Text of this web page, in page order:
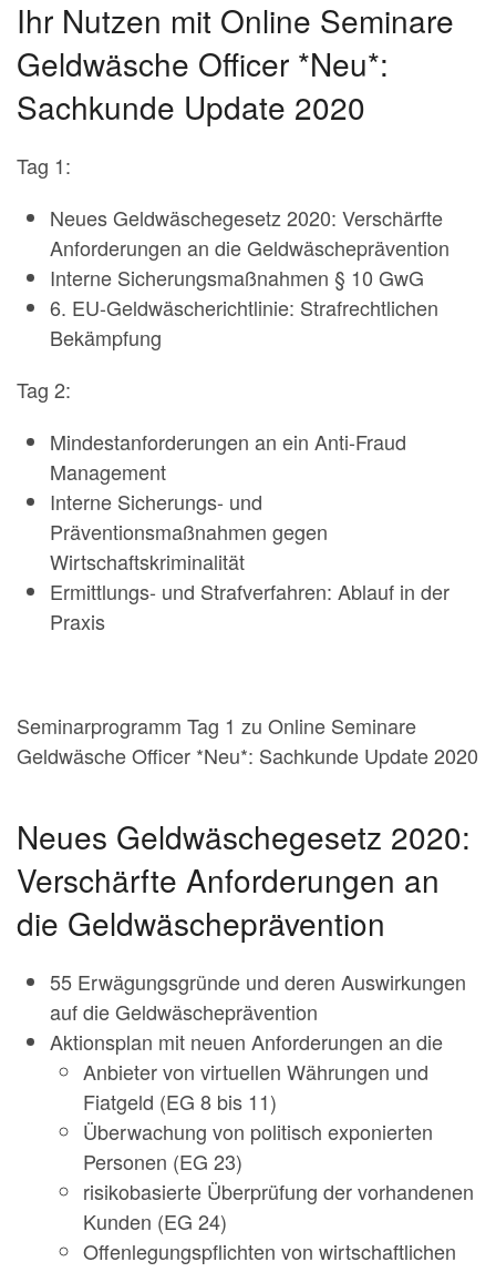
Ihr Nutzen mit Online Seminare
Geldwäsche Officer *Neu*:
Sachkunde Update 2020
Tag 1:
Neues Geldwäschegesetz 2020: Verschärfte
Anforderungen an die Geldwäscheprävention
Interne Sicherungsmaßnahmen § 10 GwG
6. EU-Geldwäscherichtlinie: Strafrechtlichen
Bekämpfung
Tag 2:
Mindestanforderungen an ein Anti-Fraud
Management
Interne Sicherungs- und
Präventionsmaßnahmen gegen
Wirtschaftskriminalität
Ermittlungs- und Strafverfahren: Ablauf in der
Praxis
Seminarprogramm Tag 1 zu Online Seminare
Geldwäsche Officer *Neu*: Sachkunde Update 2020
Neues Geldwäschegesetz 2020:
Verschärfte Anforderungen an
die Geldwäscheprävention
55 Erwägungsgründe und deren Auswirkungen
auf die Geldwäscheprävention
Aktionsplan mit neuen Anforderungen an die
Anbieter von virtuellen Währungen und
Fiatgeld (EG 8 bis 11)
Überwachung von politisch exponierten
Personen (EG 23)
risikobasierte Überprüfung der vorhandenen
Kunden (EG 24)
Offenlegungspflichten von wirtschaftlichen